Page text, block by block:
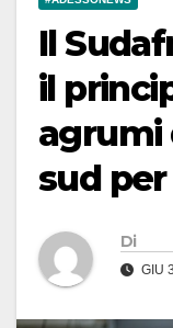
Il
il
agrumi
sud
Di
GIU